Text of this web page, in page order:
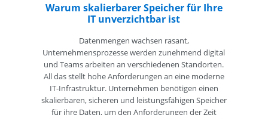
Warum skalierbarer Speicher für Ihre
IT unverzichtbar ist
Datenmengen wachsen rasant,
Unternehmensprozesse werden zunehmend digital
und Teams arbeiten an verschiedenen Standorten.
All das stellt hohe Anforderungen an eine moderne
IT-Infrastruktur. Unternehmen benötigen einen
skalierbaren, sicheren und leistungsfähigen Speicher
für ihre Daten, um den Anforderungen der Zeit